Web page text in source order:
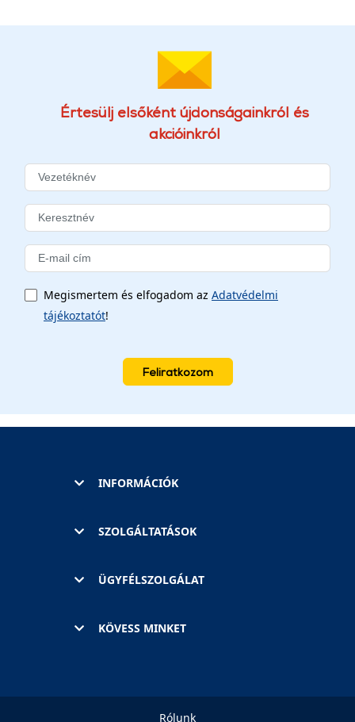
Értesülj elsőként újdonságainkról és
akcióinkról
Megismertem és elfogadom az Adatvédelmi
tájékoztatót!
Feliratkozom
INFORMÁCIÓK
SZOLGÁLTATÁSOK
ÜGYFÉLSZOLGÁLAT
KÖVESS MINKET
Rólunk